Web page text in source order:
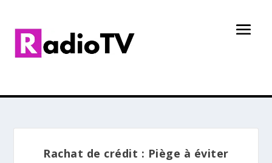
Rachat de crédit : Piège à éviter